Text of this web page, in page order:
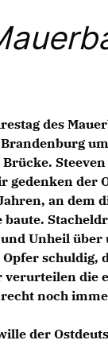
des
gedenken der
an dem
Unheil über
schuldig,
die
noch
der